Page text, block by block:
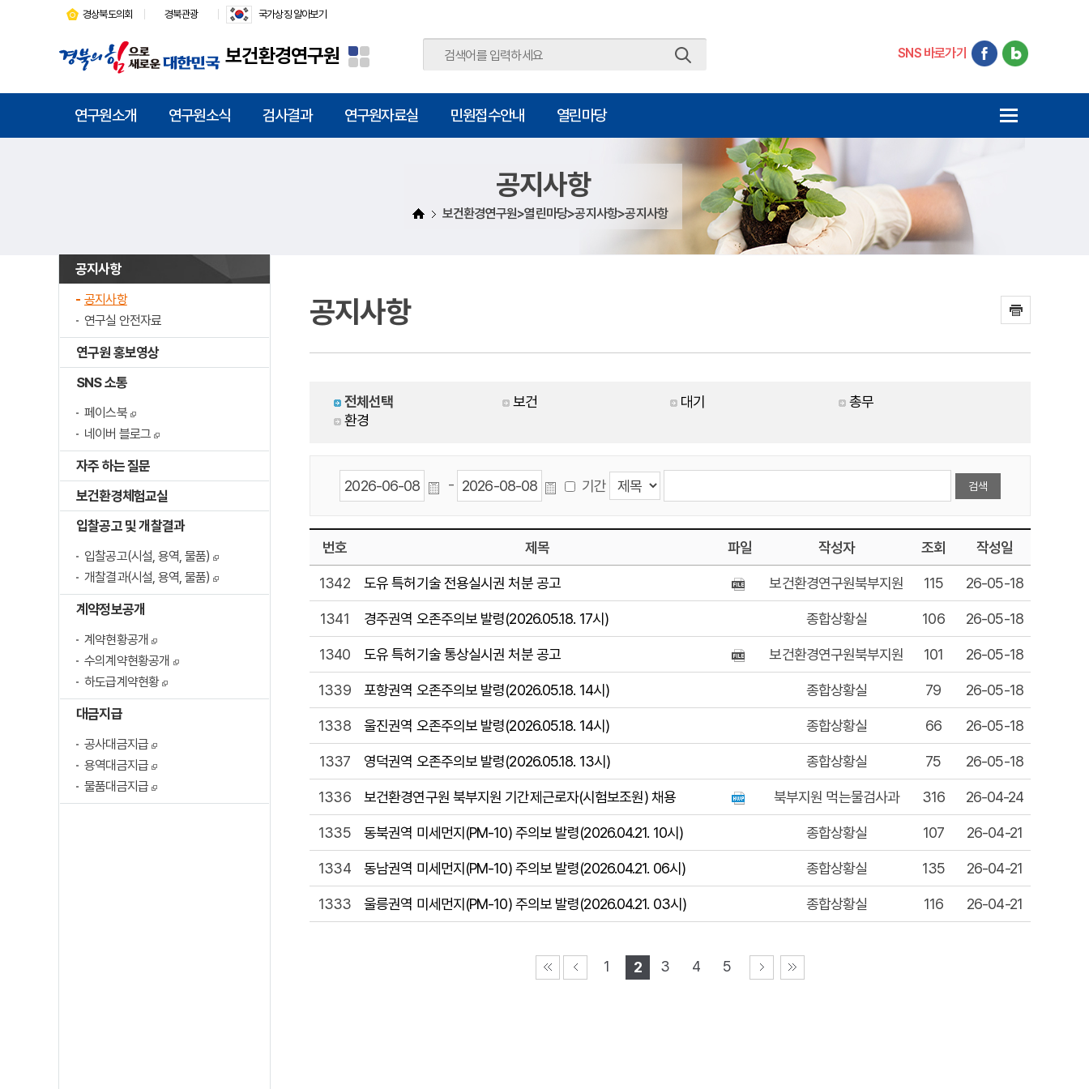
보건환경연구원
경상북도의회 경북관광 국가상징 알아보기
SNS 바로가기
연구원소개 연구원소식 검사결과 연구원자료실 민원접수안내 열린마당
공지사항
보건환경연구원>열린마당>공지사항>공지사항
공지사항
공지사항
연구실 안전자료
연구원 홍보영상
SNS 소통
페이스북
네이버 블로그
자주 하는 질문
보건환경체험교실
입찰공고 및 개찰결과
입찰공고(시설, 용역, 물품)
개찰결과(시설, 용역, 물품)
계약정보공개
계약현황공개
수의계약현황공개
하도급계약현황
대금지급
공사대금지급
용역대금지급
물품대금지급
공지사항
전체선택 보건 대기
총무
환경
- 기간
번호 제목 파일 작성자 조회 작성일
1342 도유 특허기술 전용실시권 처분 공고 보건환경연구원북부지원 115 26-05-18
1341 경주권역 오존주의보 발령(2026.05.18. 17시) 종합상황실 106 26-05-18
1340 도유 특허기술 통상실시권 처분 공고 보건환경연구원북부지원 101 26-05-18
1339 포항권역 오존주의보 발령(2026.05.18. 14시) 종합상황실 79 26-05-18
1338 울진권역 오존주의보 발령(2026.05.18. 14시) 종합상황실 66 26-05-18
1337 영덕권역 오존주의보 발령(2026.05.18. 13시) 종합상황실 75 26-05-18
1336 보건환경연구원 북부지원 기간제근로자(시험보조원) 채용 북부지원 먹는물검사과 316 26-04-24
1335 동북권역 미세먼지(PM-10) 주의보 발령(2026.04.21. 10시) 종합상황실 107 26-04-21
1334 동남권역 미세먼지(PM-10) 주의보 발령(2026.04.21. 06시) 종합상황실 135 26-04-21
1333 울릉권역 미세먼지(PM-10) 주의보 발령(2026.04.21. 03시) 종합상황실 116 26-04-21
1 2 3 4 5